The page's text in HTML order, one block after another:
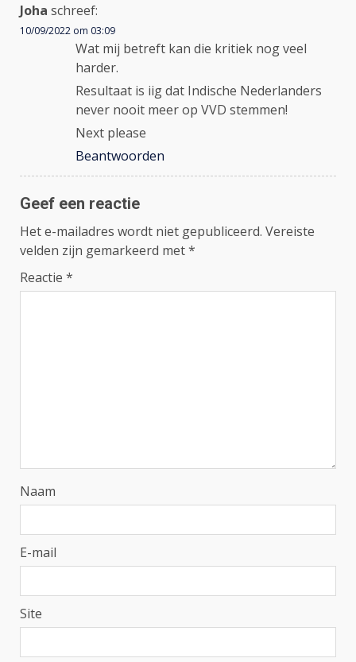
Joha schreef:
10/09/2022 om 03:09
Wat mij betreft kan die kritiek nog veel
harder.
Resultaat is iig dat Indische Nederlanders
never nooit meer op VVD stemmen!
Next please
Beantwoorden
Geef een reactie
Het e-mailadres wordt niet gepubliceerd. Vereiste
velden zijn gemarkeerd met*
Reactie *
Naam
E-mail
Site